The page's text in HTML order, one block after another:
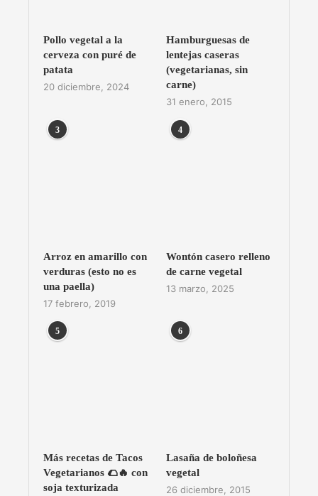
Pollo vegetal a la
cerveza con puré de
patata
20 diciembre, 2024
Hamburguesas de
lentejas caseras
(vegetarianas, sin
carne)
31 enero, 2015
3
Arroz en amarillo con
verduras (esto no es
una paella)
17 febrero, 2019
4
Wontón casero relleno
de carne vegetal
13 marzo, 2025
5
Más recetas de Tacos
Vegetarianos 🌮🔥 con
soja texturizada
6
Lasaña de boloñesa
vegetal
26 diciembre, 2015